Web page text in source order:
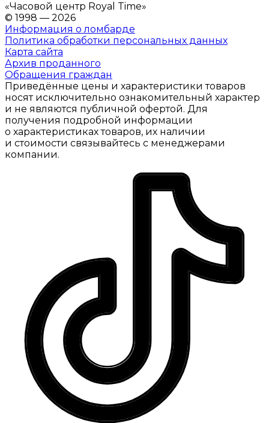
«Часовой центр Royal Time»
© 1998 — 2026
Информация о ломбарде
Политика обработки персональных данных
Карта сайта
Архив проданного
Обращения граждан
Приведённые цены и характеристики товаров
носят исключительно ознакомительный характер
и не являются публичной офертой. Для
получения подробной информации
о характеристиках товаров, их наличии
и стоимости связывайтесь с менеджерами
компании.